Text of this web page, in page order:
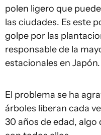
polen ligero que
las ciudades. Es este
golpe por las
responsable de la
estacionales en Japón.
El problema se ha
árboles liberan cada
30 años de edad,